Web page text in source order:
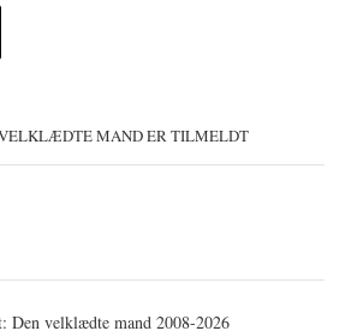
MAND ER TILMELDT
Den velklædte mand 2008-2026